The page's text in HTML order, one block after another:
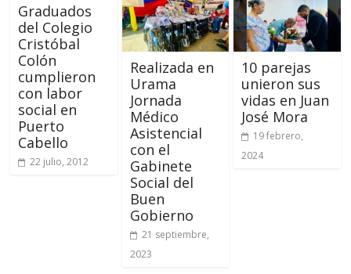
Graduados
del Colegio
Cristóbal
Colón
cumplieron
con labor
social en
Puerto
Cabello
22 julio, 2012
Realizada en
Urama
Jornada
Médico
Asistencial
con el
Gabinete
Social del
Buen
Gobierno
21 septiembre,
2023
10 parejas
unieron sus
vidas en Juan
José Mora
19 febrero,
2024